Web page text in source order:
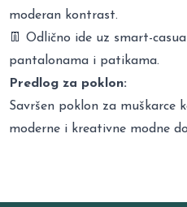
moderan kontrast.
👖 Odlično ide uz smart-
pantalonama i patikama.
Predlog za poklon:
Savršen poklon za muškarce
moderne i kreativne modne